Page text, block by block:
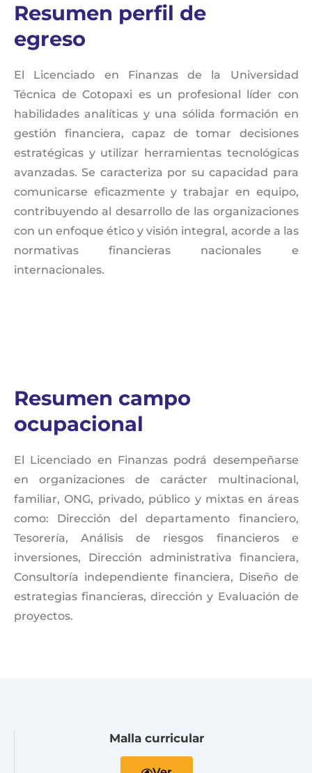
Resumen perfil de
egreso​​
El Licenciado en Finanzas de la Universidad
Técnica de Cotopaxi es un profesional líder con
habilidades analíticas y una sólida formación en
gestión financiera, capaz de tomar decisiones
estratégicas y utilizar herramientas tecnológicas
avanzadas. Se caracteriza por su capacidad para
comunicarse eficazmente y trabajar en equipo,
contribuyendo al desarrollo de las organizaciones
con un enfoque ético y visión integral, acorde a las
normativas financieras nacionales e
internacionales.
Resumen campo
ocupacional
El Licenciado en Finanzas podrá desempeñarse
en organizaciones de carácter multinacional,
familiar, ONG, privado, público y mixtas en áreas
como: Dirección del departamento financiero,
Tesorería, Análisis de riesgos financieros e
inversiones, Dirección administrativa financiera,
Consultoría independiente financiera, Diseño de
estrategias financieras, dirección y Evaluación de
proyectos.
Malla curricular